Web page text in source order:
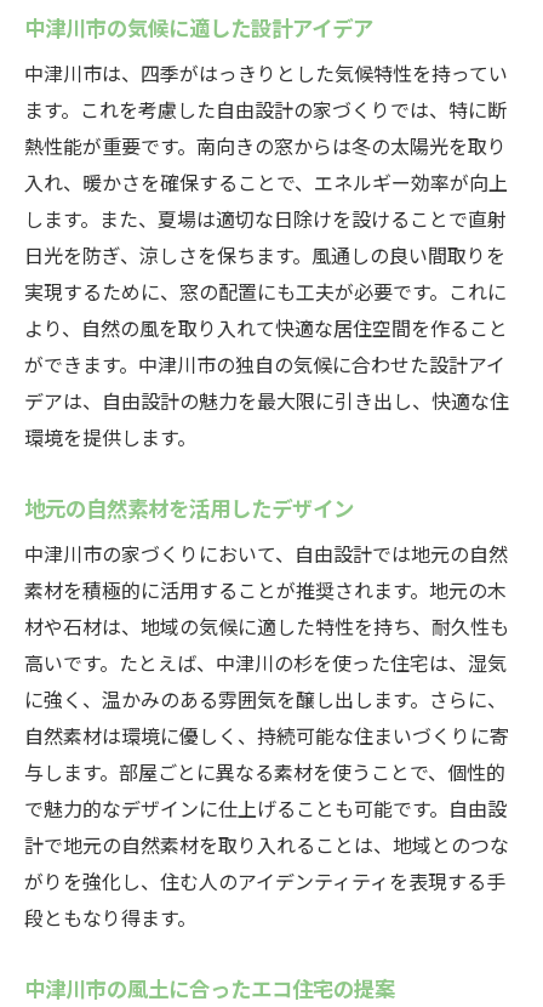
中津川市の気候に適した設計アイデア
中津川市は、四季がはっきりとした気候特性を持ってい
ます。これを考慮した自由設計の家づくりでは、特に断
熱性能が重要です。南向きの窓からは冬の太陽光を取り
入れ、暖かさを確保することで、エネルギー効率が向上
します。また、夏場は適切な日除けを設けることで直射
日光を防ぎ、涼しさを保ちます。風通しの良い間取りを
実現するために、窓の配置にも工夫が必要です。これに
より、自然の風を取り入れて快適な居住空間を作ること
ができます。中津川市の独自の気候に合わせた設計アイ
デアは、自由設計の魅力を最大限に引き出し、快適な住
環境を提供します。
地元の自然素材を活用したデザイン
中津川市の家づくりにおいて、自由設計では地元の自然
素材を積極的に活用することが推奨されます。地元の木
材や石材は、地域の気候に適した特性を持ち、耐久性も
高いです。たとえば、中津川の杉を使った住宅は、湿気
に強く、温かみのある雰囲気を醸し出します。さらに、
自然素材は環境に優しく、持続可能な住まいづくりに寄
与します。部屋ごとに異なる素材を使うことで、個性的
で魅力的なデザインに仕上げることも可能です。自由設
計で地元の自然素材を取り入れることは、地域とのつな
がりを強化し、住む人のアイデンティティを表現する手
段ともなり得ます。
中津川市の風土に合ったエコ住宅の提案